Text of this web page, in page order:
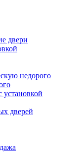
двери
недорого
установкой
дверей